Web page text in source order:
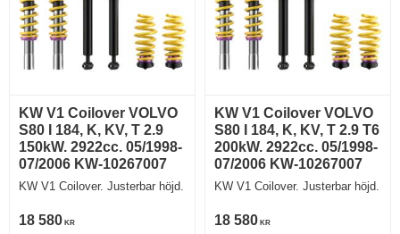
KW V1 Coilover VOLVO
S80 I 184, K, KV, T 2.9
150kW. 2922cc. 05/1998-
07/2006 KW-10267007
KW V1 Coilover. Justerbar höjd.
18 580 KR
KW V1 Coilover VOLVO
S80 I 184, K, KV, T 2.9 T6
200kW. 2922cc. 05/1998-
07/2006 KW-10267007
KW V1 Coilover. Justerbar höjd.
18 580 KR